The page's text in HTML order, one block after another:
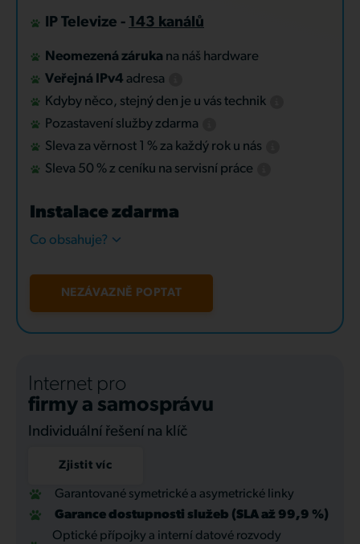
IP Televize - 143 kanálů
Neomezená záruka na náš hardware
Veřejná IPv4 adresa
Kdyby něco, stejný den je u vás technik
Pozastavení služby zdarma
Sleva za věrnost 1 % za každý rok u nás
Sleva 50 % z ceníku na servisní práce
Instalace zdarma
Co obsahuje?
NEZÁVAZNĚ POPTAT
Internet pro
firmy a samosprávu
Individuální řešení na klíč
Zjistit víc
Garantované symetrické a asymetrické linky
Garance dostupnosti služeb (SLA až 99,9 %)
Optické přípojky a interní datové rozvody